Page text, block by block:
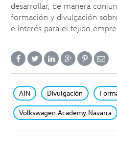
desarrollar, de manera
formación y divulgación
e interés para el tejido
AIN Divulgación
Volkswagen Academy Navarra